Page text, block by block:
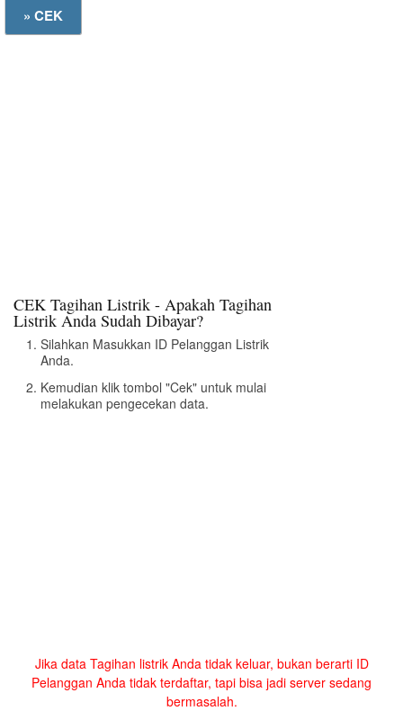
CEK Tagihan Listrik - Apakah Tagihan
Listrik Anda Sudah Dibayar?
Silahkan Masukkan ID Pelanggan Listrik
Anda.
Kemudian klik tombol "Cek" untuk mulai
melakukan pengecekan data.
Jika data Tagihan listrik Anda tidak keluar, bukan berarti ID
Pelanggan Anda tidak terdaftar, tapi bisa jadi server sedang
bermasalah.